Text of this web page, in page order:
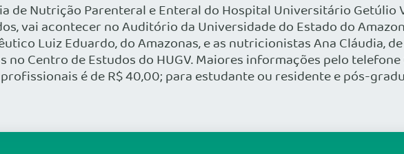
de Nutrição Parenteral e Enteral do Hospital Universitário Getúlio
vai acontecer no Auditório da Universidade do Estado do
Luiz Eduardo, do Amazonas, e as nutricionistas Ana Cláudia,
Centro de Estudos do HUGV. Maiores informações pelo
é de R$ 40,00; para estudante ou residente e pós-